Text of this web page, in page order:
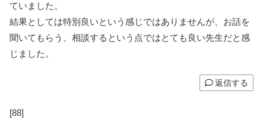
ていました。
結果としては特別良いという感じではありませんが、お話を
聞いてもらう、相談するという点ではとても良い先生だと感
じました。
返信する
[88]